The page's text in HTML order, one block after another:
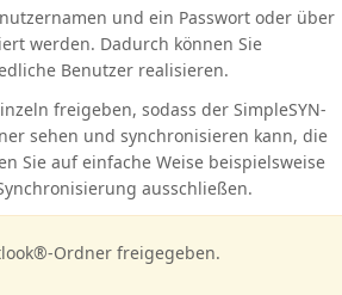
und ein Passwort oder über
werden. Dadurch können Sie
Benutzer realisieren.
freigeben, sodass der SimpleSYN-
sehen und synchronisieren kann, die
Sie auf einfache Weise beispielsweise
ausschließen.
Ordner freigegeben.